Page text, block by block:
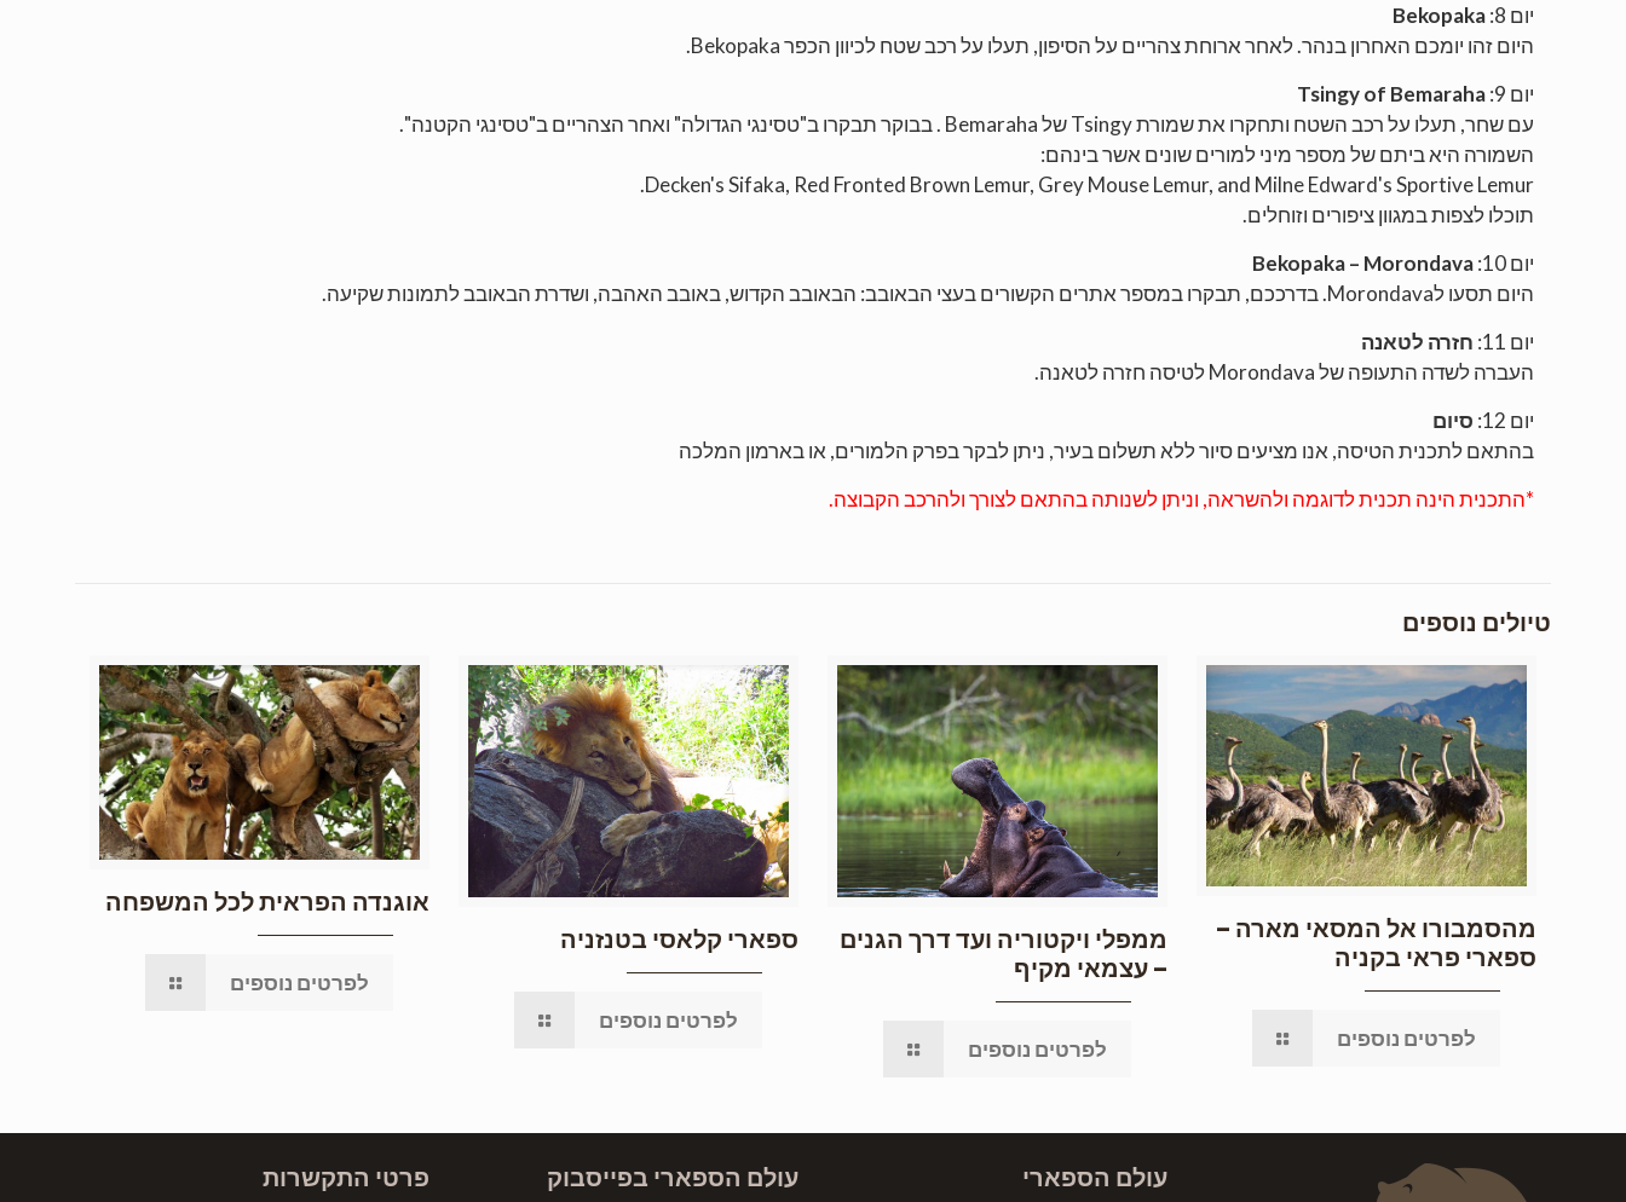
יום 8:
Bekopaka
היום זהו יומכם האחרון בנהר. לאחר ארוחת צהריים על הסיפון, תעלו על רכב שטח לכיוון הכפרBekopaka
.
יום 9:
Tsingy of Bemaraha
עם שחר, תעלו על רכב השטח ותחקרו את שמורתTsingyשלBemaraha . בבוקר תבקרו ב"טסינגי הגדולה" ואחר הצהריים ב"טסינגי הקטנה".
השמורה היא ביתם של מספר מיני למורים שונים אשר בינהם:
Decken's Sifaka, Red Fronted Brown Lemur, Grey Mouse Lemur, and Milne Edward's Sportive Lemur.
תוכלו לצפות במגוון ציפורים וזוחלים.
יום 10:
Bekopaka – Morondava
היום תסעו לMorondava. בדרככם, תבקרו במספר אתרים הקשורים בעצי הבאובב: הבאובב הקדוש, באובב האהבה, ושדרת הבאובב לתמונות שקיעה.
יום 11:
חזרה לטאנה
העברה לשדה התעופה שלMorondavaלטיסה חזרה לטאנה.
יום 12:
סיום
בהתאם לתכנית הטיסה, אנו מציעים סיור ללא תשלום בעיר, ניתן לבקר בפרק הלמורים, או בארמון המלכה
*התכנית הינה תכנית לדוגמה ולהשראה, וניתן לשנותה בהתאם לצורך ולהרכב הקבוצה.
טיולים נוספים
מהסמבורו אל המסאי מארה –
ספארי פראי בקניה
לפרטים נוספים
ממפלי ויקטוריה ועד דרך הגנים
– עצמאי מקיף
לפרטים נוספים
ספארי קלאסי בטנזניה
לפרטים נוספים
אוגנדה הפראית לכל המשפחה
לפרטים נוספים
עולם הספארי עולם הספארי בפייסבוק פרטי התקשרות